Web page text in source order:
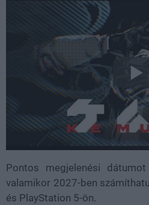
Pontos megjelenési
valamikor 2027-ben
és PlayStation 5-ön.